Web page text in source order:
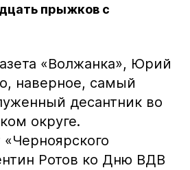
прыжков с
«Волжанка», Юрий
наверное, самый
десантник во
округе.
Ротов ко Дню ВДВ